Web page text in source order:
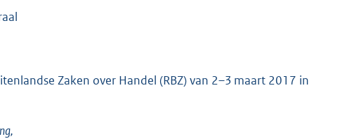
Zaken over Handel (RBZ) van 2–3 maart 2017 in